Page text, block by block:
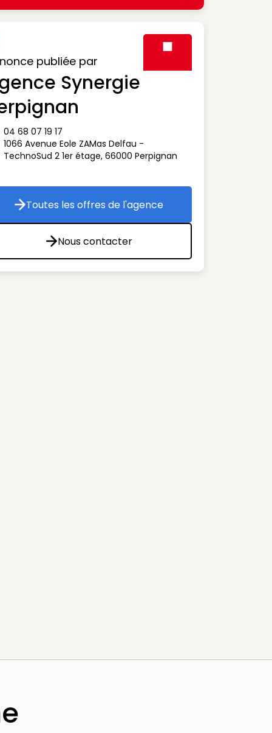
publiée par
Synergie
téléphone
04 68 07 19 17
adresse
1066 Avenue Eole ZAMas Delfau -
TechnoSud 2 1er étage, 66000 Perpignan
Toutes les offres de l'agence
Toutes les offres de l'agence
Nous contacter
Nous contacter